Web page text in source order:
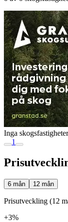
Inga
1
6 mån 12 mån
Prisutveckling (12
+3%